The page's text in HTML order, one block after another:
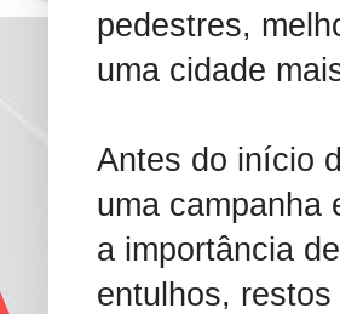
pedestres,
uma cidade
Antes do início
uma campanha
a importância
entulhos,